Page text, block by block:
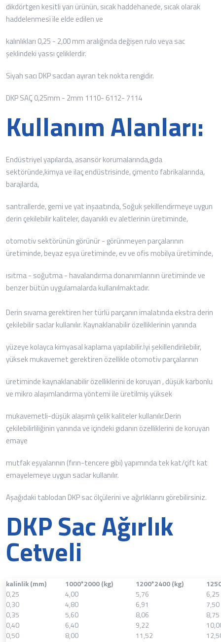
dikdörtgen kesitli yarı ürünün, sıcak haddehanede, sıcak olarak
haddelenmesi ile elde edilen ve
kalınlıkları 0,25 - 2,00 mm aralığında değişen rulo veya sac
şeklindeki yassı çeliklerdir.
Siyah sacı DKP sacdan ayıran tek nokta rengidir.
DKP SAÇ 0,25mm - 2mm 1110- 6112- 7114
Kullanım Alanları:
Endüstriyel yapılarda, asansör korumalarında,gıda
sektöründe,kimya ve ilaç endüstrisinde, çimento fabrikalarında,
barajlarda,
santrallerde, gemi ve yat inşaatında, Soğuk şekillendirmeye uygun
derin çekilebilir kaliteler, dayanıklı ev aletlerinin üretiminde,
otomotiv sektörünün görünür - görünmeyen parçalarının
üretiminde, beyaz eşya üretiminde, ev ve ofis mobilya üretiminde,
ısıtma - soğutma - havalandırma donanımlarının üretiminde ve
benzer bütün uygulamalarda kullanılmaktadır.
Derin sıvama gerektiren her türlü parçanın imalatında ekstra derin
çekilebilir saclar kullanılır. Kaynaklanabilir özelliklerinin yanında
yüzeye kolayca kimyasal kaplama yapılabilir.İyi şekillendirilebilir,
yüksek mukavemet gerektiren özellikle otomotiv parçalarının
üretiminde kaynaklanabilir özelliklerini de koruyan , düşük karbonlu
ve mikro alaşımlandırma yöntemi ile üretilmiş yüksek
mukavemetli-düşük alaşımlı çelik kaliteler kullanılır.Derin
çekilebilirliliğinin yanında ve içindeki gıdanın özelliklerini de koruyan
emaye
mutfak eşyalarının (fırın-tencere gibi) yapımında tek kat/çift kat
emayelemeye uygun saclar kullanılır.
Aşağıdaki tablodan DKP sac ölçülerini ve ağırlıklarını görebilirsiniz.
DKP Sac Ağırlık
Cetveli
kalinlik (mm) 1000*2000 (kg) 1200*2400 (kg)
0,25
4,00 5,76
6,25
0,30
4,80 6,91
7,50
0,35
5,60 8,06
8,75
0,40
6,40 9,22
0,50
8,00 11,52